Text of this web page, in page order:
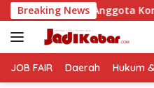
Langsung
ke
konten
Breaking News
1 Tumpang ,Ketua
JOB FAIR Daerah Hukum